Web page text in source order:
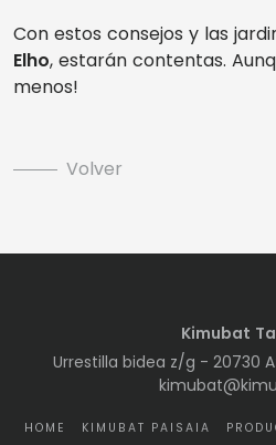
Con estos consejos y las
Elho, estarán contentas.
menos!
Volver
Kimubat
Urrestilla bidea z/g - 20730
HOME KIMUBAT PAISAIA